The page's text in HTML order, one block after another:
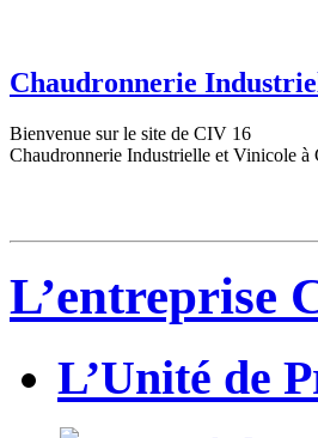
Chaudronnerie
Bienvenue sur le site de CIV 16
Chaudronnerie Industrielle et Vinicole à
L’entreprise
L’Unité de